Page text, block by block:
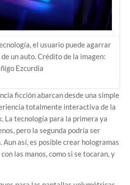
el usuario puede agarrar
un auto. Crédito de la imagen:
Ezcurdia
ficción abarcan desde una simple
totalmente interactiva de la
La tecnología para la primera ya
pero la segunda podría ser
así, es posible crear hologramas
las manos, como si se tocaran, y